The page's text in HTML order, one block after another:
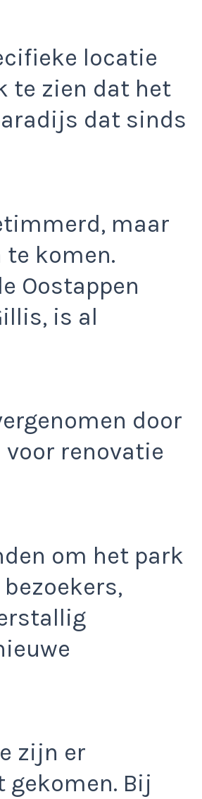
locatie
te zien dat het
dat sinds
maar
komen.​
Oostappen
is al
door
voor renovatie
om het park
zijn er
Bij